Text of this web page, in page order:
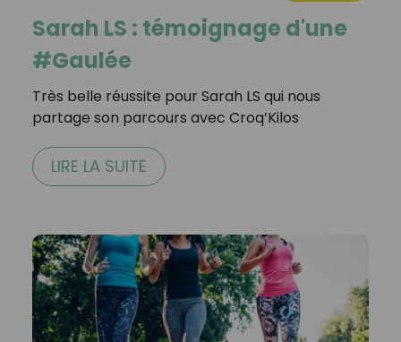
Sarah LS : témoignage d'une
#Gaulée
Très belle réussite pour Sarah LS qui nous
partage son parcours avec Croq’Kilos
LIRE LA SUITE